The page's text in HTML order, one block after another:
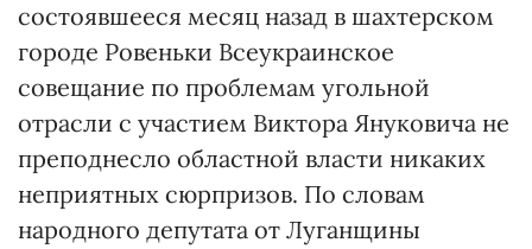
состоявшееся месяц назад в шахтерском
городе Ровеньки Всеукраинское
совещание по проблемам угольной
отрасли с участием Виктора Януковича не
преподнесло областной власти никаких
неприятных сюрпризов. По словам
народного депутата от Луганщины